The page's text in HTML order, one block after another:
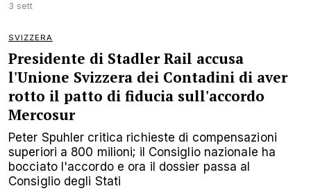
3 sett
SVIZZERA
Presidente di Stadler Rail accusa
l'Unione Svizzera dei Contadini di aver
rotto il patto di fiducia sull'accordo
Mercosur
Peter Spuhler critica richieste di compensazioni
superiori a 800 milioni; il Consiglio nazionale ha
bocciato l'accordo e ora il dossier passa al
Consiglio degli Stati